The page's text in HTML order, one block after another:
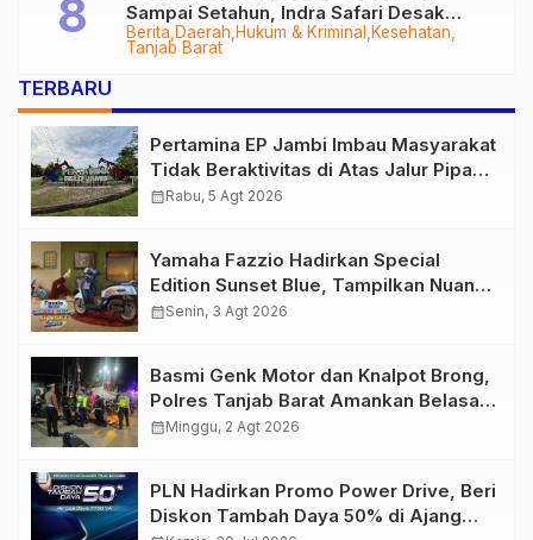
Berita Daerah Hukum & Kriminal
Kesehatan
Tanjab Barat
Sampai Setahun, Indra Safari Desak
Audit Menyeluruh
TERBARU
Pertamina EP Jambi Imbau Masyarakat
Tidak Beraktivitas di Atas Jalur Pipa
Migas Demi Keselamatan Bersama
calendar_monthRabu, 5 Agt 2026
Yamaha Fazzio Hadirkan Special
Edition Sunset Blue, Tampilkan Nuansa
Retro Summer yang Semakin Skena
calendar_monthSenin, 3 Agt 2026
Basmi Genk Motor dan Knalpot Brong,
Polres Tanjab Barat Amankan Belasan
Kendaraan
calendar_monthMinggu, 2 Agt 2026
PLN Hadirkan Promo Power Drive, Beri
Diskon Tambah Daya 50% di Ajang